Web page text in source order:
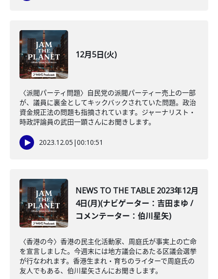
12月5日(火)
〈派閥パーティ問題〉自民党の派閥パーティー売上の一部
が、議員に裏金としてキックバックされていた問題。政治
資金規正法の問題も指摘されています。ジャーナリスト・
時政評論員の武田一顕さんにお聞きします。
2023.12.05 |00:10:51
NEWS TO THE TABLE 2023年12月
4日(月)(ナビゲーター：吉田まゆ /
コメンテーター：伯川星矢)
〈香港の今〉香港の民主化活動家、周庭氏が事実上の亡命
を宣言しました。今週末には地方議会にあたる区議会選挙
が行なわれます。香港生まれ・育ちのライターで周庭氏の
友人でもある、伯川星矢さんにお聞きします。